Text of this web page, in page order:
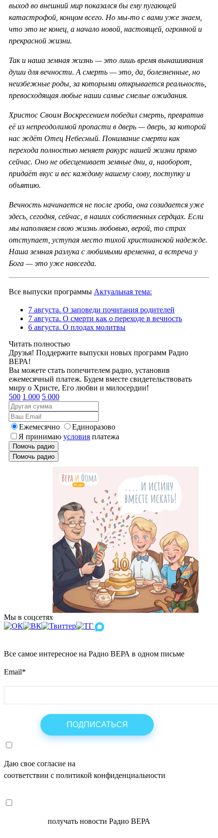
выход во внешний мир показался бы ему пугающей
катастрофой, концом всего. Но мы-то с вами уже знаем,
что это не конец, а начало новой, настоящей, огромной и
прекрасной жизни.
Так и наша земная жизнь — это лишь время вынашивания
души для вечности. А смерть — это, да, болезненные, но
неизбежные роды, за которыми открывается реальность,
превосходящая любые наши самые смелые ожидания.
Христос Своим Воскресением победил смерть, превратив
её из непреодолимой пропасти в дверь — дверь, за которой
нас ждёт Отец Небесный. Понимание смерти как
перехода полностью меняет ракурс нашей жизни прямо
сейчас. Оно не обесценивает земные дни, а, наоборот,
придаёт вкус и вес каждому нашему слову, поступку и
объятию.
Вечность начинается не после гроба, она созидается уже
здесь, сегодня, сейчас, в наших собственных сердцах. Если
мы наполняем свою жизнь любовью, верой, то страх
отступает, уступая место тихой христианской надежде.
Наша земная разлука с любимыми временна, а встреча у
Бога — это уже навсегда.
Все выпуски программы Актуальная тема:
7 августа. О заповеди почитания родителей
7 августа. О смерти как о переходе в вечность
6 августа. О плодах молитвы
Читать полностью
Друзья! Поддержите выпуски новых программ Радио
ВЕРА!
Вы можете стать попечителем радио, установив
ежемесячный платеж. Будем вместе свидетельствовать
миру о Христе, Его любви и милосердии!
500 1 000 5 000
Ежемесячно
Единоразово
Я принимаю условия платежа
Помочь радио
Помочь радио
Мы в соцсетях
Все самое интересное на Радио ВЕРА в одном письме
Email*
Даю свое согласие на
соответствии с политикой конфиденциальности
получать новости Радио ВЕРА